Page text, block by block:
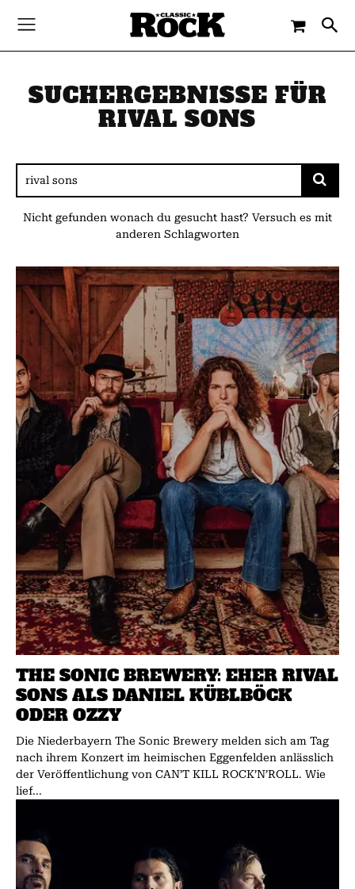
SUCHERGEBNISSE FÜR
RIVAL SONS
Nicht gefunden wonach du gesucht hast? Versuch es mit
anderen Schlagworten
THE SONIC BREWERY: EHER RIVAL
SONS ALS DANIEL KÜBLBÖCK
ODER OZZY
Die Niederbayern The Sonic Brewery melden sich am Tag
nach ihrem Konzert im heimischen Eggenfelden anlässlich
der Veröffentlichung von CAN’T KILL ROCK’N’ROLL. Wie
lief...